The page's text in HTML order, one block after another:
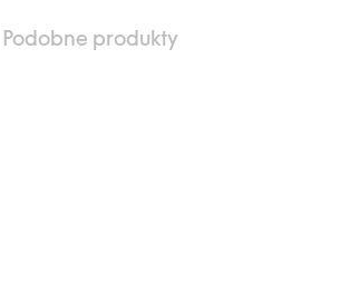
Podobne produkty